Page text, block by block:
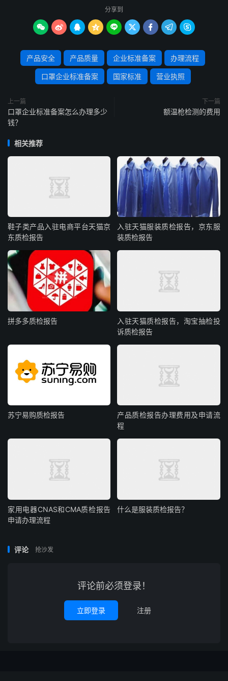
分享到
        
产品安全 产品质量 企业标准备案 办理流程
口罩企业标准备案 国家标准 营业执照
上一篇
口罩企业标准备案怎么办理多少
钱？
下一篇
额温枪检测的费用
相关推荐
鞋子类产品入驻电商平台天猫京
东质检报告
入驻天猫服装质检报告，京东服
装质检报告
拼多多质检报告
入驻天猫质检报告，淘宝抽检投
诉质检报告
苏宁易购质检报告
产品质检报告办理费用及申请流
程
家用电器CNAS和CMA质检报告
申请办理流程
什么是服装质检报告？
评论 抢沙发
评论前必须登录！
立即登录 注册